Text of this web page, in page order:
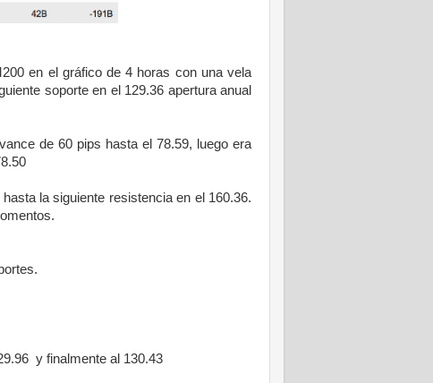
en el gráfico de 4 horas con una vela
soporte en el 129.36 apertura anual
de 60 pips hasta el 78.59, luego era
la siguiente resistencia en el 160.36.
y finalmente al 130.43